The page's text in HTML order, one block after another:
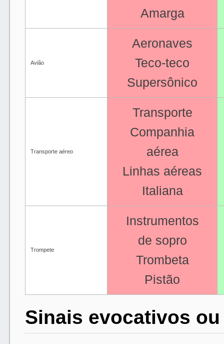
Amarga
Avião
Aeronaves
Teco-teco
Supersônico
Transporte aéreo
Transporte
Companhia
aérea
Linhas aéreas
Italiana
Trompete
Instrumentos
de sopro
Trombeta
Pistão
Sinais evocativos